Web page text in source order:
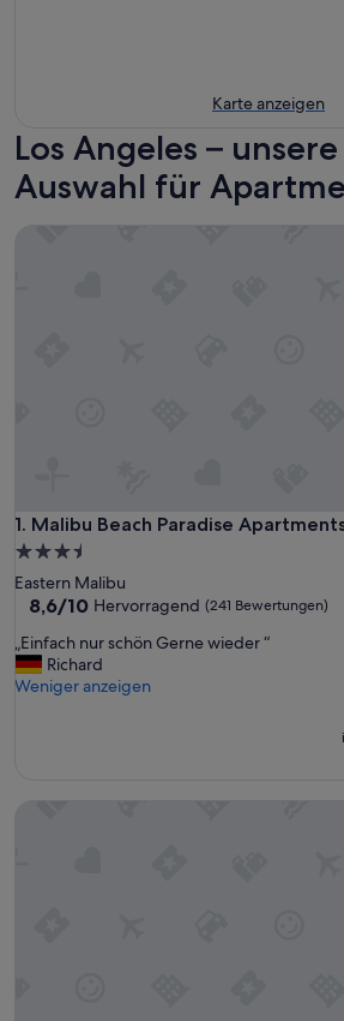
Karte anzeigen
Los Angeles –
Auswahl für
1. Malibu Beach Paradise
Malibu Beach Paradise Apartments
3.5-
Sterne-
Unterkunft
Eastern Malibu
8.6
10,
Hervorragend,
(241
8,6/10 Hervorragend (241 Bewertungen)
E
i
„Einfach nur schön Gerne wieder “
Richard
Weniger anzeigen